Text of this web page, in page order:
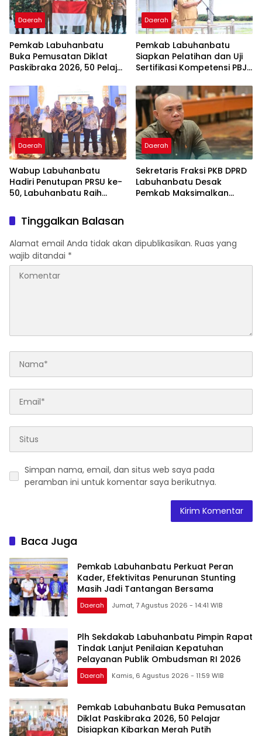
Daerah
Pemkab Labuhanbatu
Buka Pemusatan Diklat
Paskibraka 2026, 50 Pelajar
Putih
Daerah
Pemkab Labuhanbatu
Siapkan Pelatihan dan Uji
Sertifikasi Kompetensi PBJ
Daerah
Wabup Labuhanbatu
Hadiri Penutupan PRSU ke-
50, Labuhanbatu Raih
Daerah
Sekretaris Fraksi PKB DPRD
Labuhanbatu Desak
Pemkab Maksimalkan
Tinggalkan Balasan
Alamat email Anda tidak akan dipublikasikan. Ruas yang
wajib ditandai *
Simpan nama, email, dan situs web saya pada
peramban ini untuk komentar saya berikutnya.
Baca Juga
Pemkab Labuhanbatu Perkuat Peran
Kader, Efektivitas Penurunan Stunting
Masih Jadi Tantangan Bersama
Daerah Jumat, 7 Agustus 2026 - 14:41 WIB
Plh Sekdakab Labuhanbatu Pimpin Rapat
Tindak Lanjut Penilaian Kepatuhan
Pelayanan Publik Ombudsman RI 2026
Daerah Kamis, 6 Agustus 2026 - 11:59 WIB
Pemkab Labuhanbatu Buka Pemusatan
Diklat Paskibraka 2026, 50 Pelajar
Disiapkan Kibarkan Merah Putih